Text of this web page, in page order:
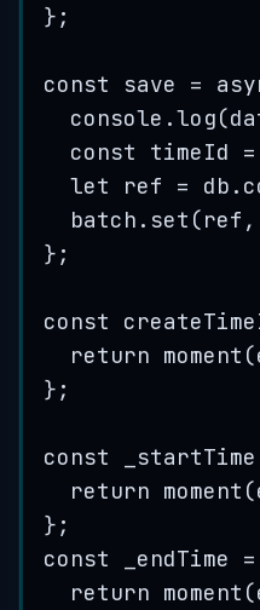
} ;
const save =
console .log(
const
timeId =
let
ref = db .
batch . set (ref ,
} ;
const
return moment (
} ;
const _startTime
return moment (
} ;
const
_endTime =
return moment (